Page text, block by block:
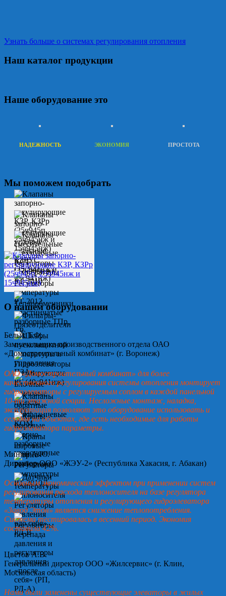
Узнать больше о системах регулирования отопления
Наш каталог продукции
Наше оборудование это
НАДЕЖНОСТЬ ЭКОНОМИЯ ПРОСТОТА
Мы поможем подобрать
О нашем оборудовании
Белых Т.Ф.
Замначальника производственного отдела ОАО
«Домостроительный комбинат» (г. Воронеж)
ОАО «Домостроительный комбинат» для более
качественного регулирования системы отопления монтирует
гидроэлеваторы с регулируемым соплом в каждой панельной
10-ти этажной секции. Несложные монтаж, наладка,
эксплуатация позволяют это оборудование использовать и
сегодня на объектах, где есть необходимые для работы
гидроэлеватора параметры.
Минин А.Ю.
Директор ООО «ЖЭУ-2» (Республика Хакасия, г. Абакан)
Основным экономическим эффектом при применении систем
регулирования расхода теплоносителя на базе регулятора
температуры отопления и регулирующего гидроэлеватора
«Завод Этон» является снижение теплопотребления.
Система тестировалась в весенний период. Экономия
составила 42%.
Цветов А.В.
Генеральный директор ООО «Жилсервис» (г. Клин,
Московская область)
Нами были заменены существующие элеваторы в жилых